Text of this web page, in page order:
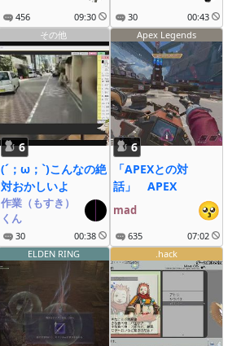
456 09:30 30
00:43
その他
6
(´；ω；`)こんなの絶
対おかしいよ
作業（もすき）
くん
30 00:38
Apex Legends
6
「APEXとの対
話」 APEX
mad
635
07:02
ELDEN RING .hack